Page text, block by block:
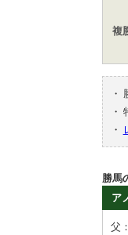
複
・
・
・
勝馬
ア
父